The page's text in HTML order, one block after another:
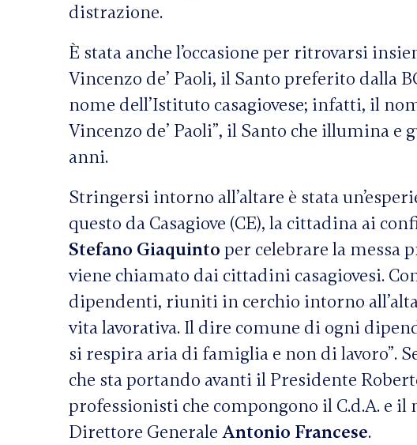
distrazione.
È stata anche l’occasione per ritrovarsi
Vincenzo de’ Paoli, il Santo preferito dalla
nome dell’Istituto casagiovese; infatti, il
Vincenzo de’ Paoli”, il Santo che illumina e
anni.
Stringersi intorno all’altare è stata
questo da Casagiove (CE), la cittadina ai
Stefano Giaquinto per celebrare la messa
viene chiamato dai cittadini casagiovesi.
dipendenti, riuniti in cerchio intorno
vita lavorativa. Il dire comune di ogni
si respira aria di famiglia e non di lavoro”.
che sta portando avanti il Presidente
professionisti che compongono il C.d.A. e
Direttore Generale Antonio Francese.